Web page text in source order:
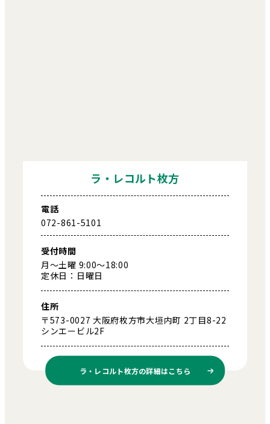
ラ・レコルト枚方
電話
072-861-5101
受付時間
月～土曜 9:00～18:00
定休日：日曜日
住所
〒573-0027 大阪府枚方市大垣内町 2丁目8-22
シンエービル2F
ラ・レコルト枚方の詳細はこちら